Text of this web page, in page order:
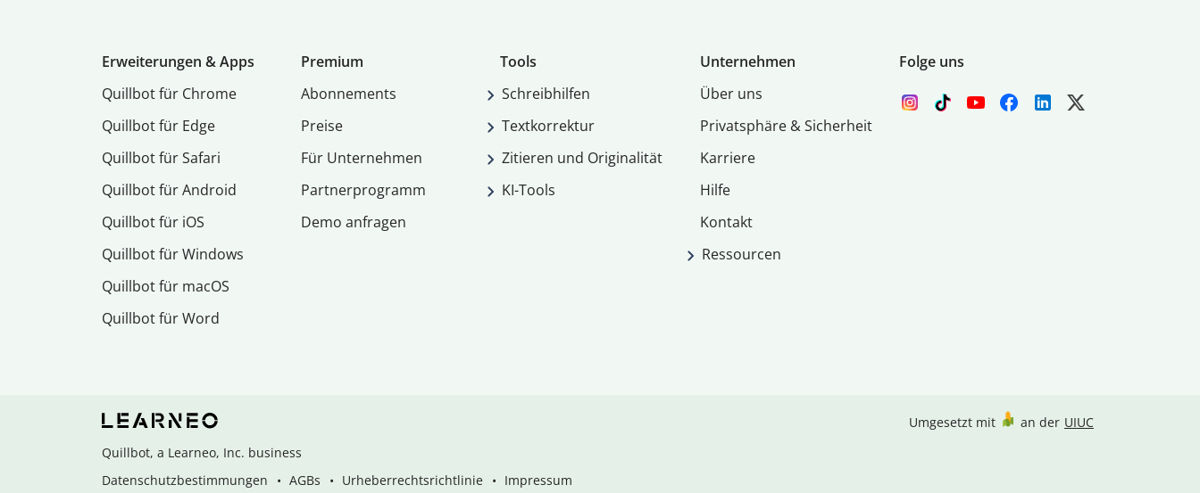
Erweiterungen & Apps
Quillbot für Chrome
Quillbot für Edge
Quillbot für Safari
Quillbot für Android
Quillbot für iOS
Quillbot für Windows
Quillbot für macOS
Quillbot für Word
Premium
Abon­ne­ments
Preise
Für Unternehmen
Partnerprogramm
Demo anfragen
Tools
Schreibhilfen
Textkorrektur
Zitieren und Originalität
KI-Tools
Unternehmen
Über uns
Privatsphäre & Sicherheit
Karriere
Hilfe
Kontakt
Ressourcen
Folge uns
Quillbot, a Learneo, Inc. business
Datenschutzbestimmungen
AGBs Urheberrechtsrichtlinie Impressum
Umgesetzt mit an der UIUC